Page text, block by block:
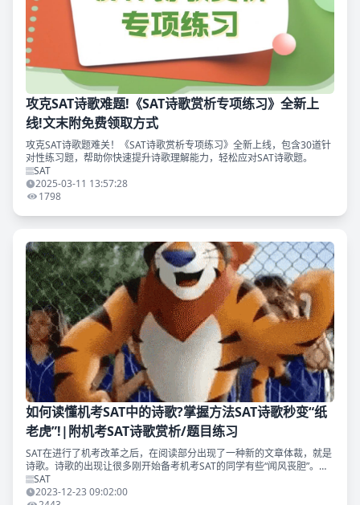
攻克SAT诗歌难题!《SAT诗歌赏析专项练习》全新上
线!文末附免费领取方式
攻克SAT诗歌题难关！《SAT诗歌赏析专项练习》全新上线，包含30道针
对性练习题，帮助你快速提升诗歌理解能力，轻松应对SAT诗歌题。
SAT
2025-03-11 13:57:28
1798
如何读懂机考SAT中的诗歌?掌握方法SAT诗歌秒变“纸
老虎”!|附机考SAT诗歌赏析/题目练习
SAT在进行了机考改革之后，在阅读部分出现了一种新的文章体裁，就是
诗歌。诗歌的出现让很多刚开始备考机考SAT的同学有些“闻风丧胆”。毕
竟别说是英文诗歌了，中文诗歌都让很多同学头疼不已，现在居然还要阅
读英文诗歌，简
SAT
2023-12-23 09:02:00